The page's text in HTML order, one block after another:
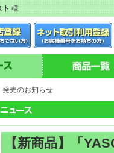
ト様
発売のお知らせ
【新商品】「